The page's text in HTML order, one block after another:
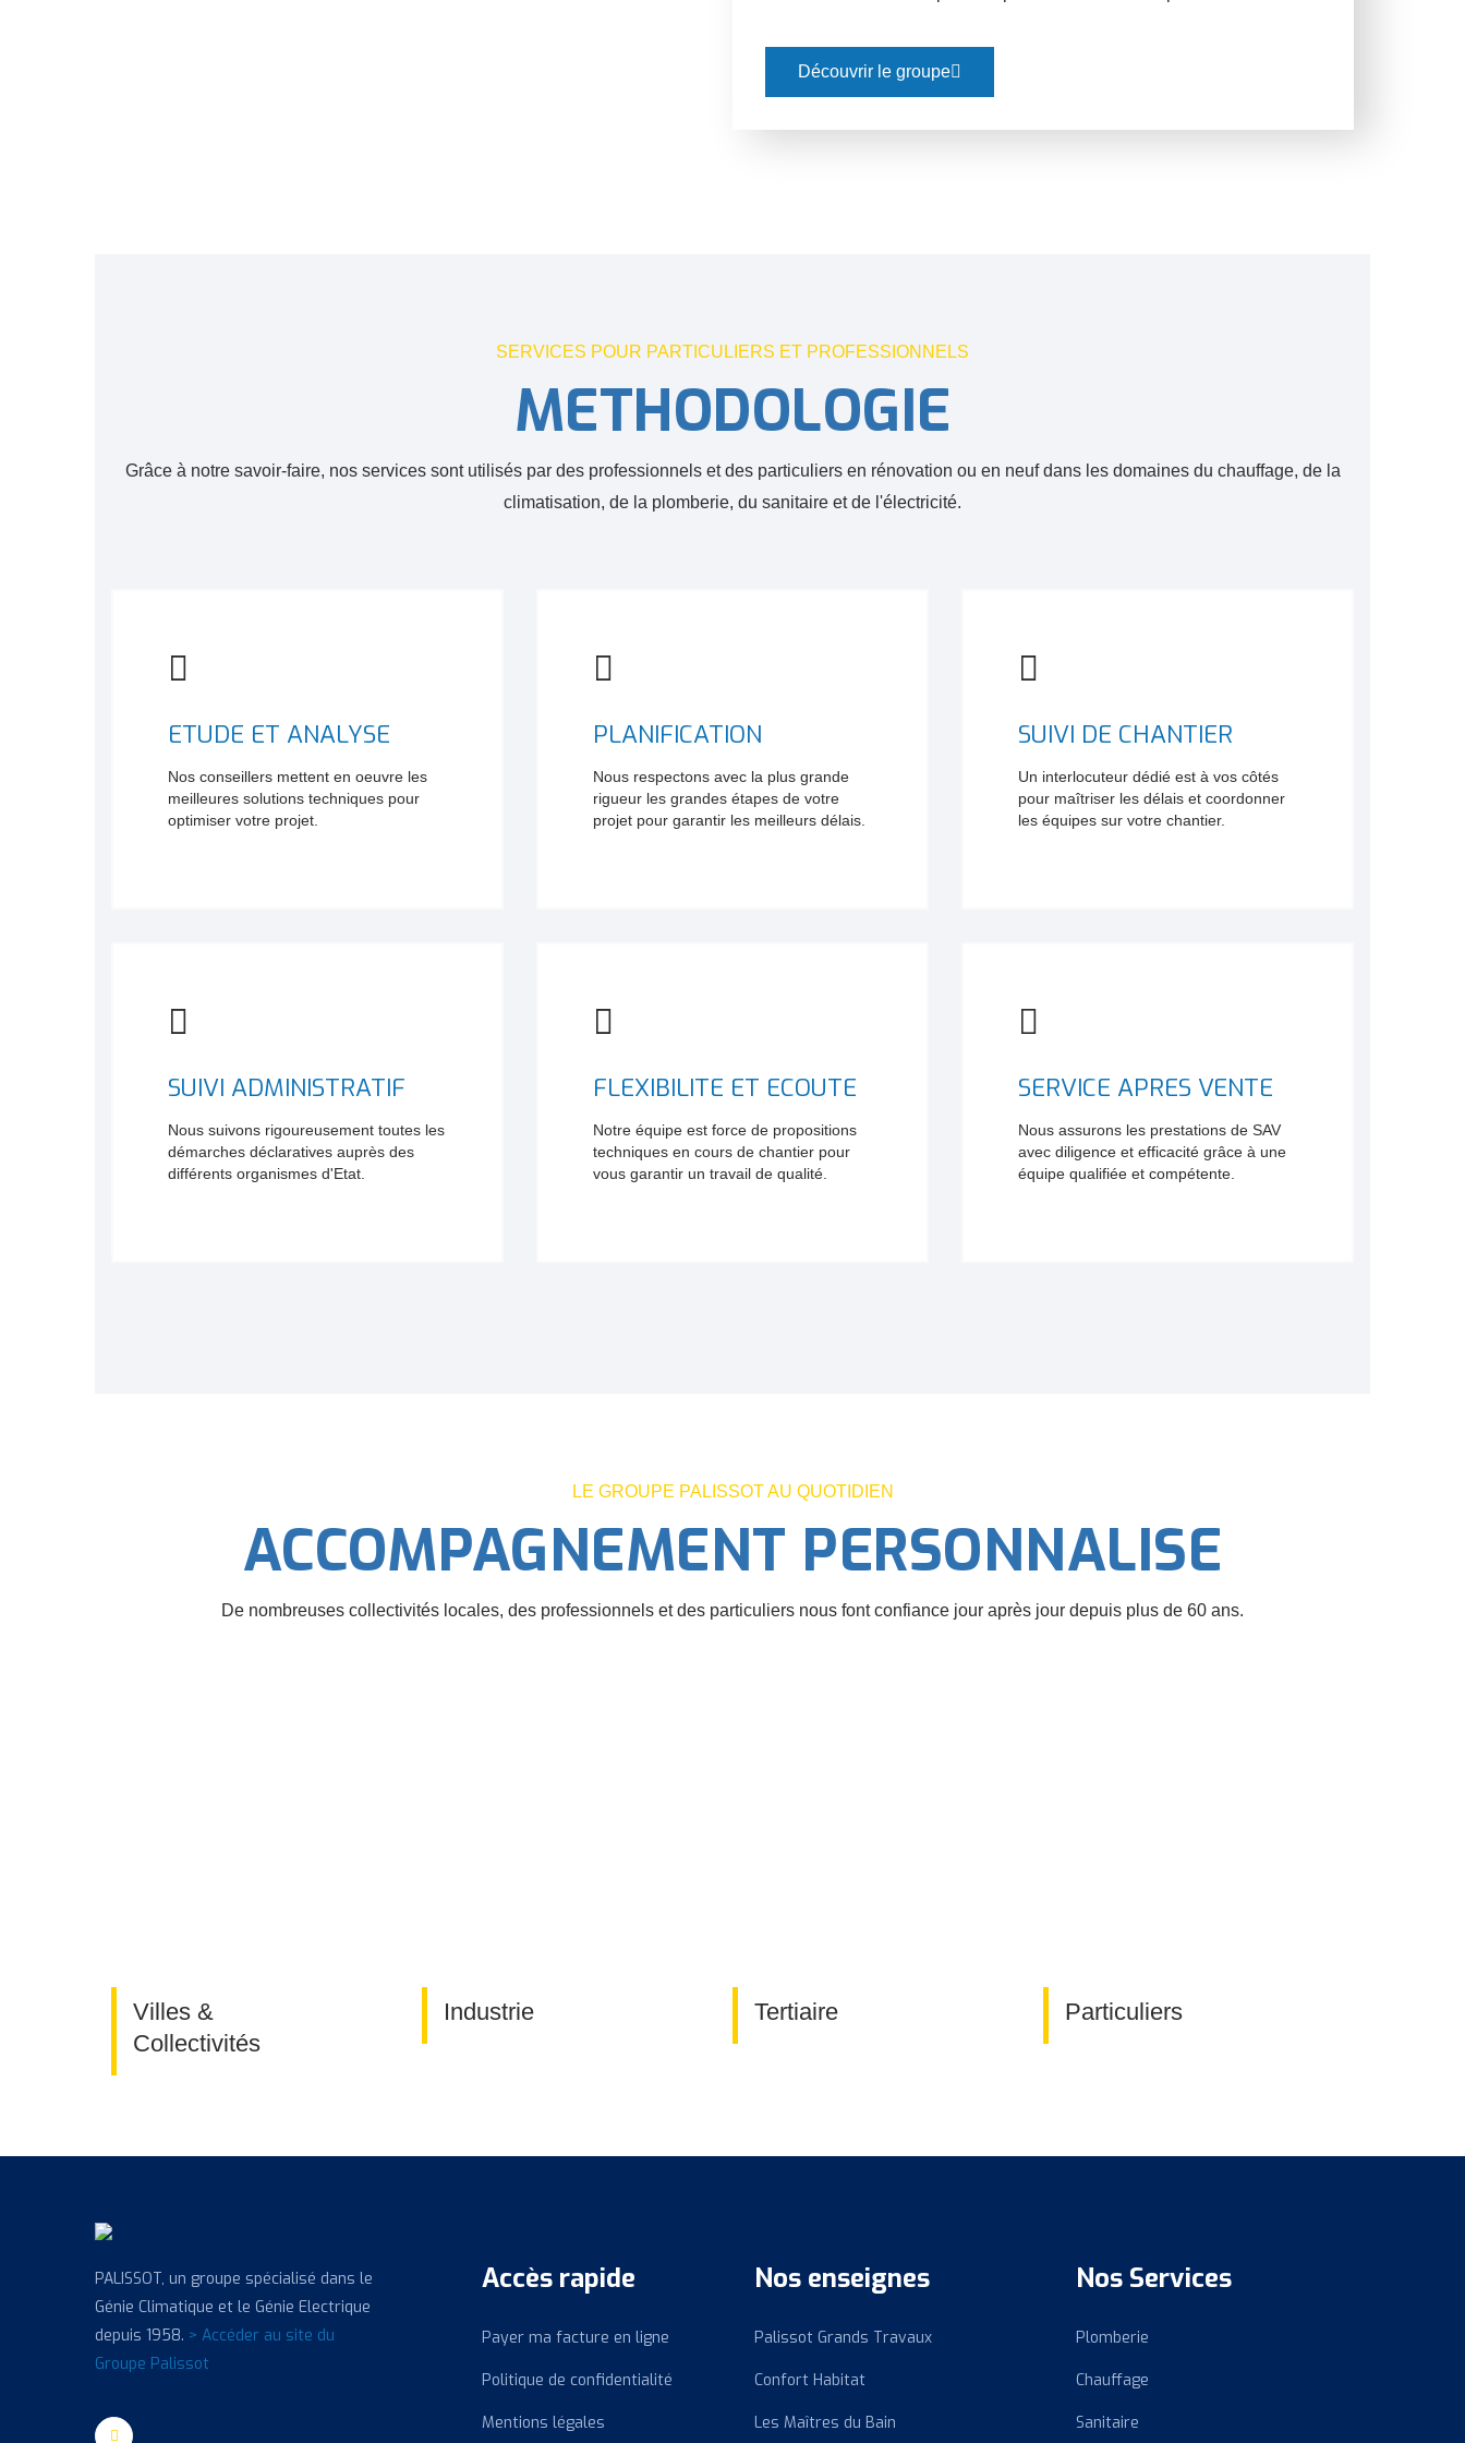
Découvrir le groupe
SERVICES POUR PARTICULIERS ET PROFESSIONNELS
METHODOLOGIE
Grâce à notre savoir-faire, nos services sont utilisés par des professionnels et des particuliers en rénovation ou en neuf dans les domaines du chauffage, de la
climatisation, de la plomberie, du sanitaire et de l'électricité.
ETUDE ET ANALYSE
Nos conseillers mettent en oeuvre les
meilleures solutions techniques pour
optimiser votre projet.
PLANIFICATION
Nous respectons avec la plus grande
rigueur les grandes étapes de votre
projet pour garantir les meilleurs délais.
SUIVI DE CHANTIER
Un interlocuteur dédié est à vos côtés
pour maîtriser les délais et coordonner
les équipes sur votre chantier.
SUIVI ADMINISTRATIF
Nous suivons rigoureusement toutes les
démarches déclaratives auprès des
différents organismes d'Etat.
FLEXIBILITE ET ECOUTE
Notre équipe est force de propositions
techniques en cours de chantier pour
vous garantir un travail de qualité.
SERVICE APRES VENTE
Nous assurons les prestations de SAV
avec diligence et efficacité grâce à une
équipe qualifiée et compétente.
LE GROUPE PALISSOT AU QUOTIDIEN
ACCOMPAGNEMENT PERSONNALISE
De nombreuses collectivités locales, des professionnels et des particuliers nous font confiance jour après jour depuis plus de 60 ans.
Villes &
Collectivités
Industrie Tertiaire Particuliers
PALISSOT, un groupe spécialisé dans le
Génie Climatique et le Génie Electrique
depuis 1958. > Accéder au site du
Groupe Palissot
Accès rapide
Payer ma facture en ligne
Politique de confidentialité
Mentions légales
Nos enseignes
Palissot Grands Travaux
Confort Habitat
Les Maîtres du Bain
Nos Services
Plomberie
Chauffage
Sanitaire